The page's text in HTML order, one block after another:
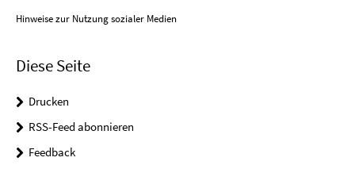
Hinweise zur Nutzung sozialer Medien
Diese Seite
Drucken
RSS-Feed abonnieren
Feedback